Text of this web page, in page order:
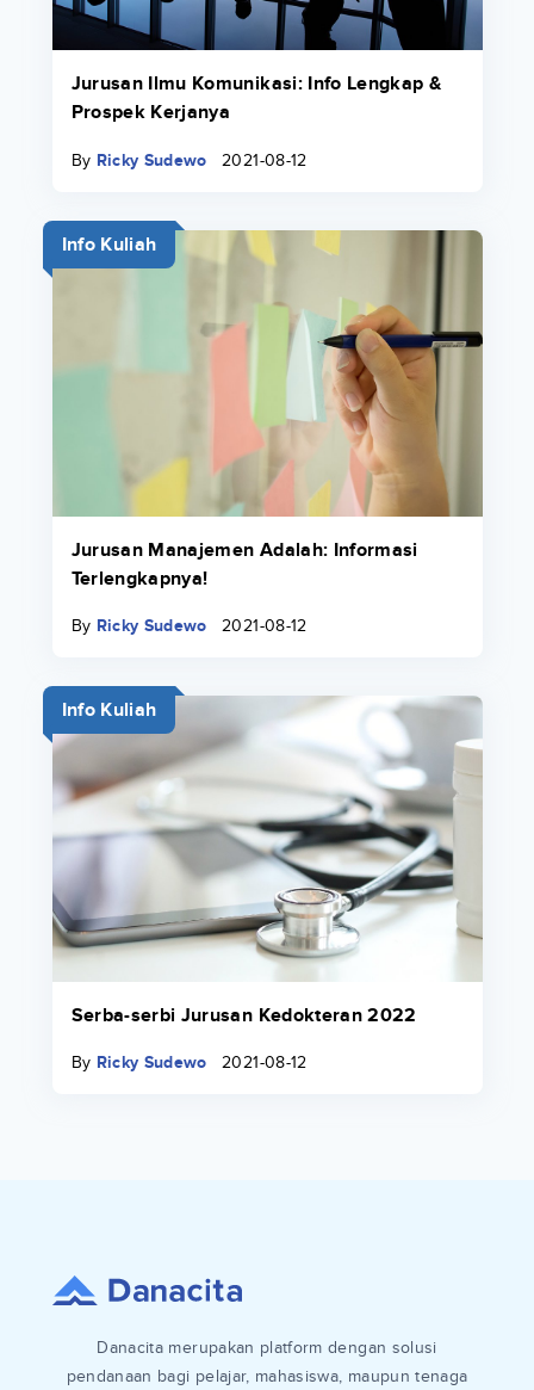
Jurusan Ilmu Komunikasi: Info Lengkap &
Prospek Kerjanya
By Ricky Sudewo 2021-08-12
Info Kuliah
Jurusan Manajemen Adalah: Informasi
Terlengkapnya!
By Ricky Sudewo 2021-08-12
Info Kuliah
Serba-serbi Jurusan Kedokteran 2022
By Ricky Sudewo 2021-08-12
Danacita merupakan platform dengan solusi
pendanaan bagi pelajar, mahasiswa, maupun tenaga